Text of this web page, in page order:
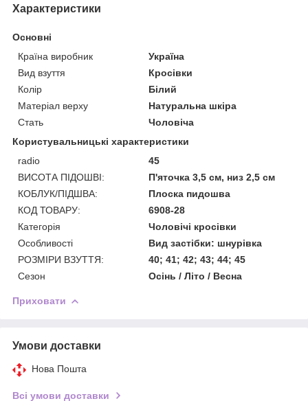
Характеристики
Основні
Країна виробник
Україна
Вид взуття
Кросівки
Колір
Білий
Матеріал верху
Натуральна шкіра
Стать
Чоловіча
Користувальницькі характеристики
radio
45
ВИСОТА ПІДОШВІ:
П'яточка 3,5 см, низ 2,5 см
КОБЛУК/ПІДШВА:
Плоска пидошва
КОД ТОВАРУ:
6908-28
Категорія
Чоловічі кросівки
Особливості
Вид застібки: шнурівка
РОЗМІРИ ВЗУТТЯ:
40; 41; 42; 43; 44; 45
Сезон
Осiнь / Лiто / Весна
Приховати
Умови доставки
Нова Пошта
Всі умови доставки